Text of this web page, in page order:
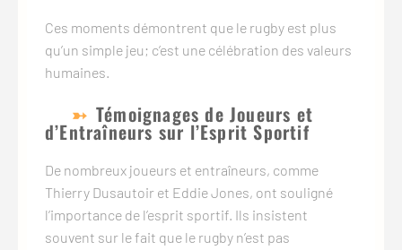
Ces moments démontrent que le rugby est plus
qu’un simple jeu; c’est une célébration des valeurs
humaines.
Témoignages de Joueurs et
d’Entraîneurs sur l’Esprit Sportif
De nombreux joueurs et entraîneurs, comme
Thierry Dusautoir et Eddie Jones, ont souligné
l’importance de l’esprit sportif. Ils insistent
souvent sur le fait que le rugby n’est pas